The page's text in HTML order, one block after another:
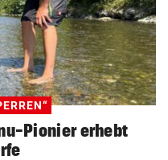
Pionier erhebt